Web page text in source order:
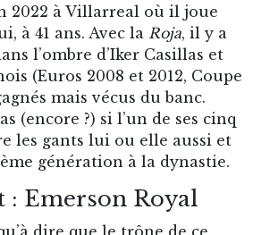
2022 à Villarreal où il joue
à 41 ans. Avec la Roja, il y a
l’ombre d’Iker Casillas et
(Euros 2008 et 2012, Coupe
mais vécus du banc.
(encore ?) si l’un de ses cinq
les gants lui ou elle aussi et
génération à la dynastie.
Emerson Royal
dire que le trône de ce